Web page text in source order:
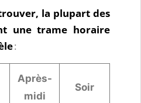
la plupart des
une trame horaire
:
Après-
midi
Soir